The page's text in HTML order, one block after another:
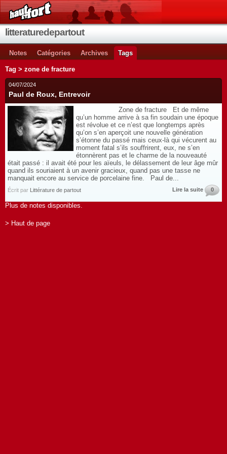
litteraturedepartout
Notes Catégories Archives Tags
Tag > zone de fracture
04/07/2024
Paul de Roux, Entrevoir
Zone de fracture Et de même
qu’un homme arrive à sa fin soudain une époque
est révolue et ce n’est que longtemps après
qu’on s’en aperçoit une nouvelle génération
s’étonne du passé mais ceux-là qui vécurent au
moment fatal s’ils souffrirent, eux, ne s’en
étonnèrent pas et le charme de la nouveauté
était passé : il avait été pour les aïeuls, le délassement de leur âge mûr
quand ils souriaient à un avenir gracieux, quand pas une tasse ne
manquait encore au service de porcelaine fine. Paul de...
Écrit par Littérature de partout Lire la suite 0
Plus de notes disponibles.
> Haut de page